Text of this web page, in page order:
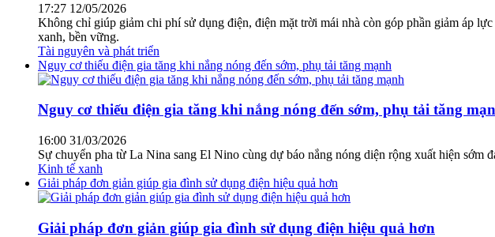
17:27 12/05/2026
Không chỉ giúp giảm chi phí sử dụng điện, điện mặt trời mái nhà còn góp phần giảm áp
xanh, bền vững.
Tài nguyên và phát triển
Nguy cơ thiếu điện gia tăng khi nắng nóng đến sớm, phụ tải tăng mạnh
Nguy cơ thiếu điện gia tăng khi nắng nóng đến sớm, phụ tải tăng
16:00 31/03/2026
Sự chuyển pha từ La Nina sang El Nino cùng dự báo nắng nóng diện rộng xuất hiện sớm
Kinh tế xanh
Giải pháp đơn giản giúp gia đình sử dụng điện hiệu quả hơn
Giải pháp đơn giản giúp gia đình sử dụng điện hiệu quả hơn